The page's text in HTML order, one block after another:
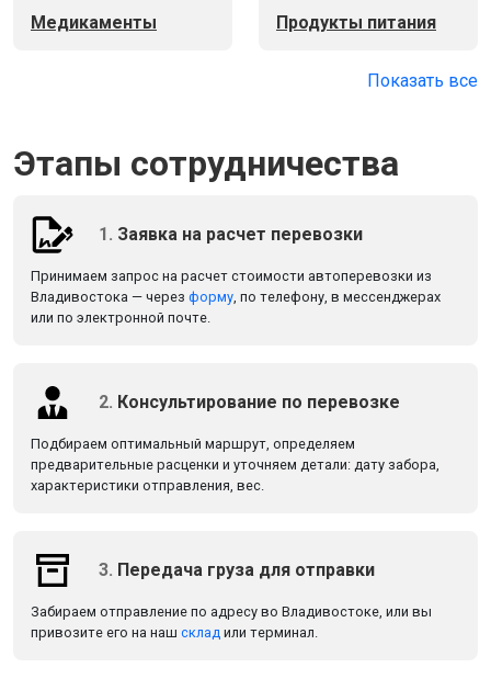
Медикаменты Продукты питания
Показать все
Этапы сотрудничества
1. Заявка на расчет перевозки
Принимаем запрос на расчет стоимости автоперевозки из
Владивостока — через форму , по телефону, в мессенджерах
или по электронной почте.
2. Консультирование по перевозке
Подбираем оптимальный маршрут, определяем
предварительные расценки и уточняем детали: дату забора,
характеристики отправления, вес.
3. Передача груза для отправки
Забираем отправление по адресу во Владивостоке, или вы
привозите его на наш склад или терминал.